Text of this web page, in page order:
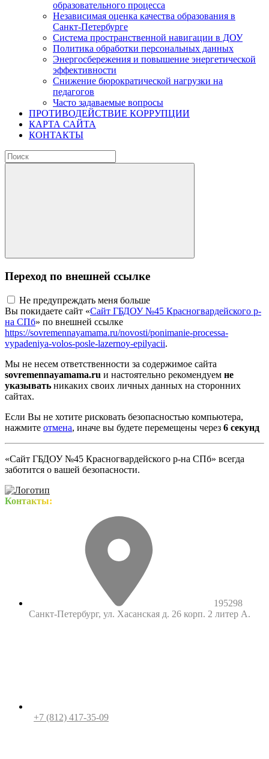
образовательного процесса
Независимая оценка качества образования в
Санкт-Петербурге
Система пространственной навигации в ДОУ
Политика обработки персональных данных
Энергосбережения и повышение энергетической
эффективности
Снижение бюрократической нагрузки на
педагогов
Часто задаваемые вопросы
ПРОТИВОДЕЙСТВИЕ КОРРУПЦИИ
КАРТА САЙТА
КОНТАКТЫ
Переход по внешней ссылке
Не предупреждать меня больше
Вы покидаете сайт «Сайт ГБДОУ №45 Красногвардейского р-
на СПб» по внешней ссылке
https://sovremennayamama.ru/novosti/ponimanie-processa-
vypadeniya-volos-posle-lazernoy-epilyacii.
Мы не несем ответственности за содержимое сайта
sovremennayamama.ru и настоятельно рекомендуем не
указывать никаких своих личных данных на сторонних
сайтах.
Если Вы не хотите рисковать безопасностью компьютера,
нажмите отмена, иначе вы будете перемещены через 5 секунд
«Сайт ГБДОУ №45 Красногвардейского р-на СПб» всегда
заботится о вашей безопасности.
Контакты:
195298
Санкт-Петербург, ул. Хасанская д. 26 корп. 2 литер А.
+7 (812) 417-35-09